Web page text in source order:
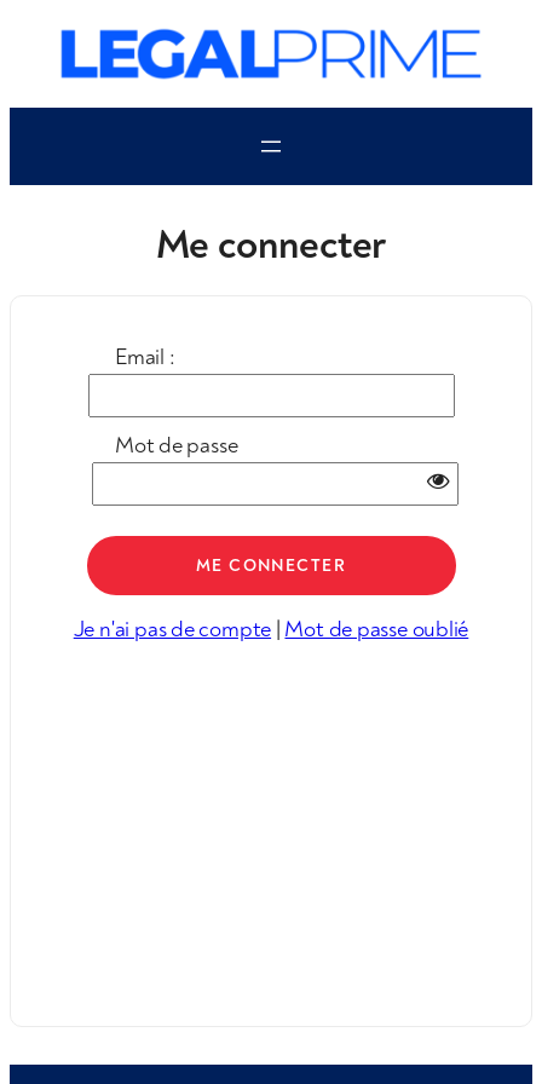
contenu
Me connecter
Email :
Mot de passe
Je n'ai pas de compte | Mot de passe oublié